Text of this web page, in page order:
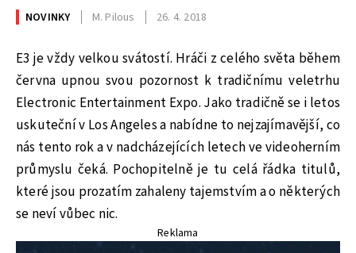
NOVINKY M. Pilous 26. 4. 2018
E3 je vždy velkou svátostí. Hráči z celého světa během
června upnou svou pozornost k tradičnímu veletrhu
Electronic Entertainment Expo. Jako tradičně se i letos
uskuteční v Los Angeles a nabídne to nejzajímavější, co
nás tento rok a v nadcházejících letech ve videoherním
průmyslu čeká. Pochopitelně je tu celá řádka titulů,
které jsou prozatím zahaleny tajemstvím a o některých
se neví vůbec nic.
Reklama